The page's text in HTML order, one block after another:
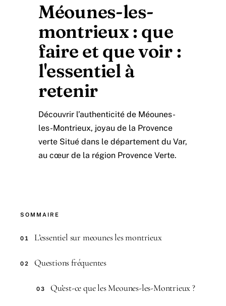
Méounes-les-
montrieux : que
faire et que voir :
l'essentiel à
retenir
Découvrir l’authenticité de Méounes-
les-Montrieux, joyau de la Provence
verte Situé dans le département du Var,
au cœur de la région Provence Verte.
SOMMAIRE
01 L’essentiel sur meounes les montrieux
02 Questions fréquentes
03 Qu’est-ce que les Meounes-les-Montrieux ?